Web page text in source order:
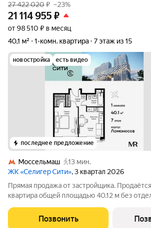
27 422 020₽ –23%
21 114 955₽
от 98 510 ₽ в месяц
40,1 м²
1-комн. квартира 7 этаж из 15
новостройка есть видео
последнее предложение
Моссельмаш
13 мин.
ЖК «Селигер Сити», 3 квартал 2026
Прямая продажа от застройщика.
квартира общей площадью 40.12 м без
очереди ЖК "Селигер сити" названы в
представителей науки и
Позвонить